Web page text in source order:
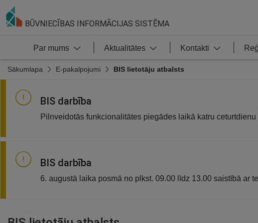
BŪVNIECĪBAS INFORMĀCIJAS SISTĒMA
Par mums Aktualitātes Kontakti
Sākumlapa E-pakalpojumi BIS lietotāju atbalsts
BIS darbība
Pilnveidotās funkcionalitātes piegādes laikā katru
BIS darbība
6. augustā laika posmā no plkst. 09.00 līdz 13.00 saistībā ar